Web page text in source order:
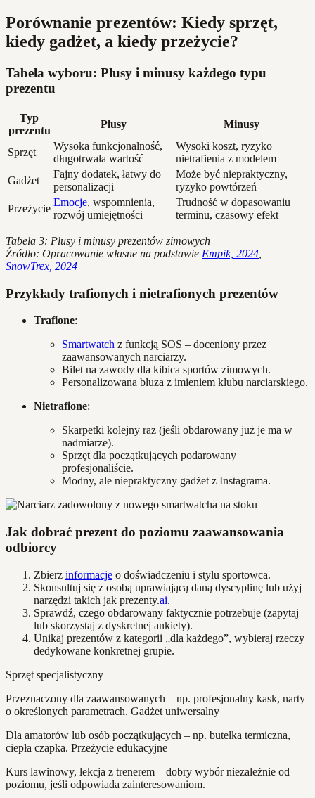
Porównanie prezentów: Kiedy sprzęt,
kiedy gadżet, a kiedy przeżycie?
Tabela wyboru: Plusy i minusy każdego typu
prezentu
Typ
prezentu
Plusy Minusy
Sprzęt
Wysoka funkcjonalność,
długotrwała wartość
Wysoki koszt, ryzyko
nietrafienia z modelem
Gadżet
Fajny dodatek, łatwy do
personalizacji
Może być niepraktyczny,
ryzyko powtórzeń
Przeżycie
Emocje, wspomnienia,
rozwój umiejętności
Trudność w dopasowaniu
terminu, czasowy efekt
Tabela 3: Plusy i minusy prezentów zimowych
Źródło: Opracowanie własne na podstawie Empik, 2024
SnowTrex, 2024
Przykłady trafionych i nietrafionych prezentów
Trafione:
Smartwatch z funkcją SOS – doceniony przez
zaawansowanych narciarzy.
Bilet na zawody dla kibica sportów zimowych.
Personalizowana bluza z imieniem klubu narciarskiego.
Nietrafione:
Skarpetki kolejny raz (jeśli obdarowany już je ma w
nadmiarze).
Sprzęt dla początkujących podarowany
profesjonaliście.
Modny, ale niepraktyczny gadżet z Instagrama.
Jak dobrać prezent do poziomu zaawansowania
odbiorcy
Zbierz informacje o doświadczeniu i stylu sportowca.
Skonsultuj się z osobą uprawiającą daną dyscyplinę lub użyj
narzędzi takich jak prezenty.ai.
Sprawdź, czego obdarowany faktycznie potrzebuje (zapytaj
lub skorzystaj z dyskretnej ankiety).
Unikaj prezentów z kategorii „dla każdego”, wybieraj rzeczy
dedykowane konkretnej grupie.
Sprzęt specjalistyczny
Przeznaczony dla zaawansowanych – np. profesjonalny kask, narty
o określonych parametrach. Gadżet uniwersalny
Dla amatorów lub osób początkujących – np. butelka termiczna,
ciepła czapka. Przeżycie edukacyjne
Kurs lawinowy, lekcja z trenerem – dobry wybór niezależnie od
poziomu, jeśli odpowiada zainteresowaniom.